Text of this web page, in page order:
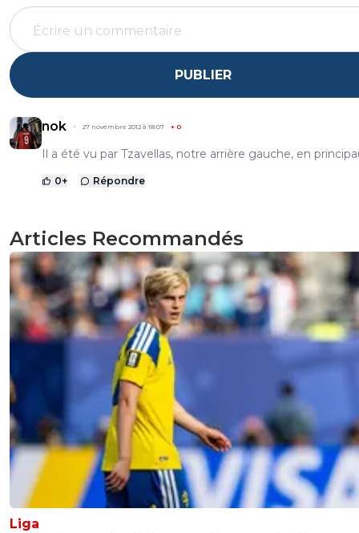
PUBLIER
nok 27 novembre 2012 à 18:07 + 0
Il a été vu par Tzavellas, notre arrière gauche, en
0+ Répondre
Articles Recommandés
Liga